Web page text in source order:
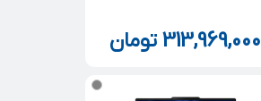
313,969,000تومان